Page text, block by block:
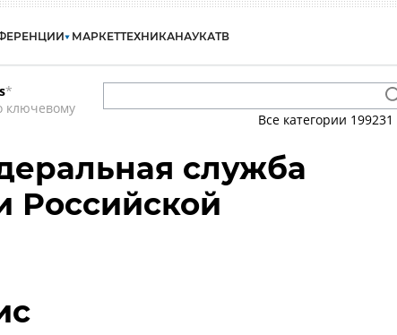
МАРКЕТТЕХНИКАНАУКАТВ
*
ключевому
Все категории 199231
служба
Российской